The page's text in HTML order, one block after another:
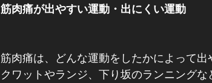
筋肉痛が出やすい運動・出にくい運動
筋肉痛は、どんな運動をしたかによって
クワットやランジ、下り坂のランニング